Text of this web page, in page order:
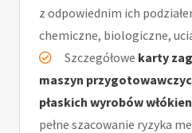
z odpowiednim ich
chemiczne, biologiczne,
Szczegółowe karty
maszyn
płaskich wyrobów
pełne szacowanie ryzyka